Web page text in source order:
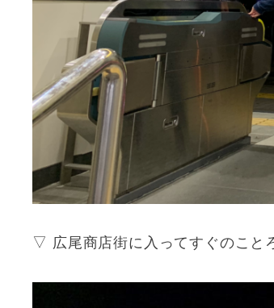
▽ 広尾商店街に入ってすぐのこと